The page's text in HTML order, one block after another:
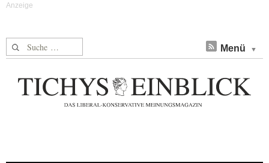
Suche nach: Menü